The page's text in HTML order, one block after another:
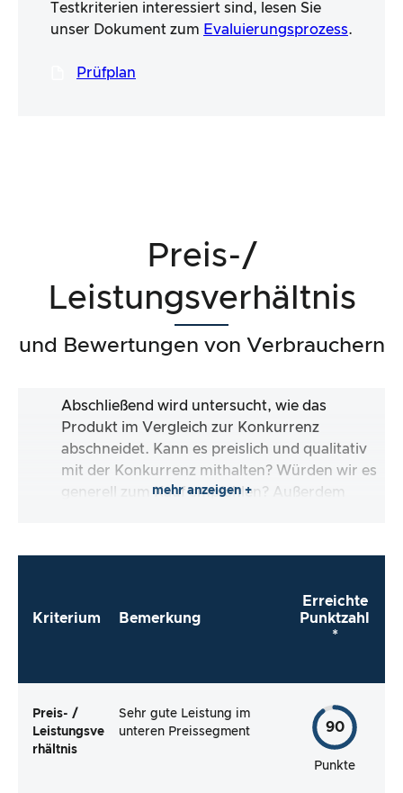
Testkriterien interessiert sind, lesen Sie
unser Dokument zum Evaluierungsprozess.
Prüfplan
Preis-/
Leistungsverhältnis
und Bewertungen von Verbrauchern
Abschließend wird untersucht, wie das
Produkt im Vergleich zur Konkurrenz
abschneidet. Kann es preislich und qualitativ
mit der Konkurrenz mithalten? Würden wir es
generell zum Kauf empfehlen? Außerdem
Bewertungen tatsächlich gerechtfertigt sind.
mehr anzeigen +
Kriterium Bemerkung
Erreichte
Punktzahl
*
Preis- /
Leistungsve
rhältnis
Sehr gute Leistung im
unteren Preissegment
90
Punkte